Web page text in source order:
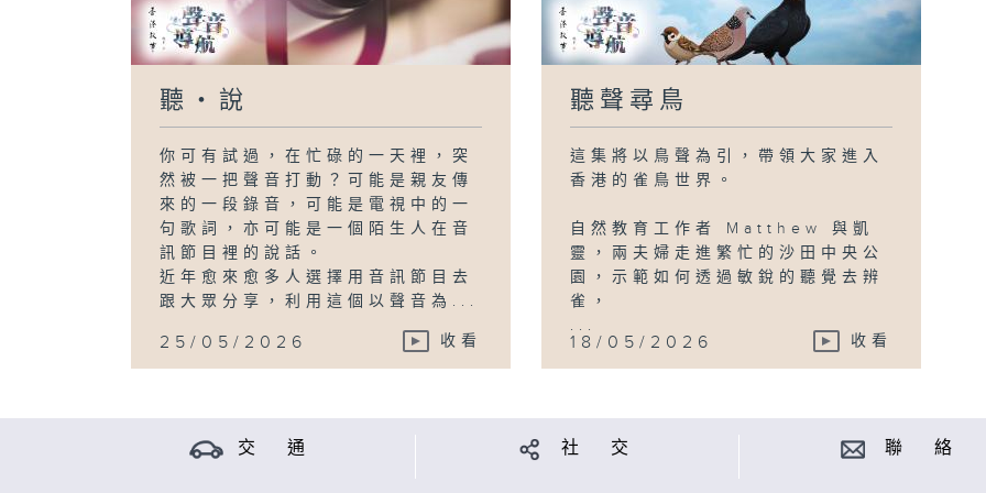
聽・說
你可有試過，在忙碌的一天裡，突
然被一把聲音打動？可能是親友傳
來的一段錄音，可能是電視中的一
句歌詞，亦可能是一個陌生人在音
訊節目裡的說話。
近年愈來愈多人選擇用音訊節目去
跟大眾分享，利用這個以聲音為...
25/05/2026 收看
聽聲尋鳥
這集將以鳥聲為引，帶領大家進入
香港的雀鳥世界。
自然教育工作者 Matthew 與凱
靈，兩夫婦走進繁忙的沙田中央公
園，示範如何透過敏銳的聽覺去辨
雀，
...
18/05/2026 收看
交 通 社 交 聯 絡